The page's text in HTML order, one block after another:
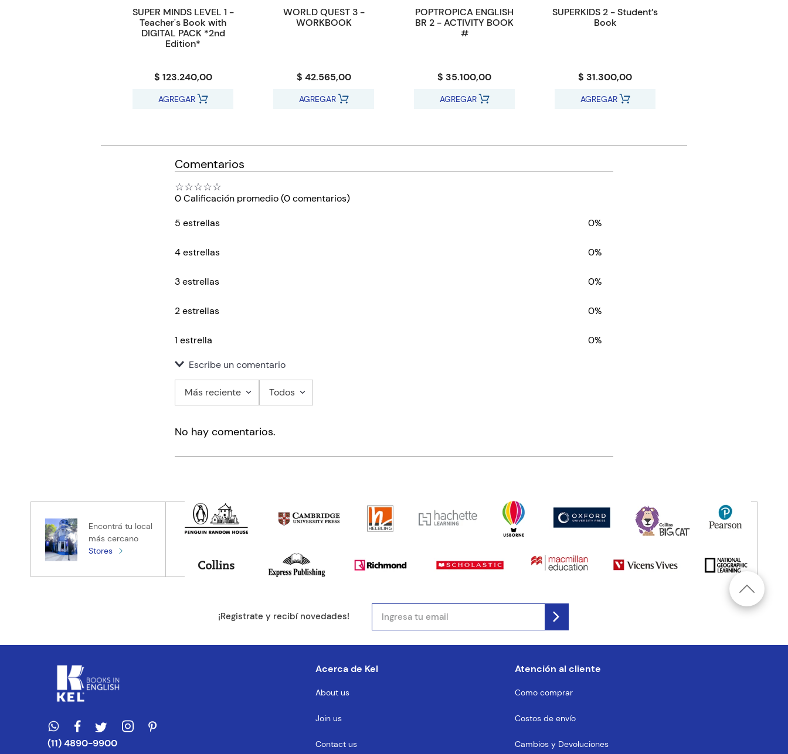
SUPER MINDS LEVEL 1 -
Teacher's Book with
DIGITAL PACK *2nd
Edition*
$ 123.240,00
AGREGAR
WORLD QUEST 3 -
WORKBOOK
$ 42.565,00
AGREGAR
POPTROPICA ENGLISH
BR 2 - ACTIVITY BOOK
#
$ 35.100,00
AGREGAR
SUPERKIDS 2 - Student’s
Book
$ 31.300,00
AGREGAR
Comentarios
☆☆☆☆☆
0 Calificación promedio(0 comentarios)
5 estrellas
0%
4 estrellas 0%
3 estrellas 0%
2 estrellas 0%
1 estrella
0%
Escribe un comentario
Título
Tu nombre
Tu ubicación
Más reciente Todos
No hay comentarios.
Encontrá tu local
más cercano
Stores
¡Registrate y recibí novedades!
(11) 4890-9900
Acerca de Kel
About us
Join us
Contact us
Atención al cliente
Como comprar
Costos de envío
Cambios y Devoluciones